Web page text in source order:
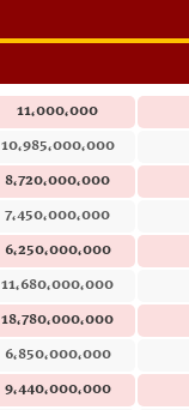
11,000,000
10,985,000,000
8,720,000,000
7,450,000,000
6,250,000,000
11,680,000,000
18,780,000,000
6,850,000,000
9,440,000,000